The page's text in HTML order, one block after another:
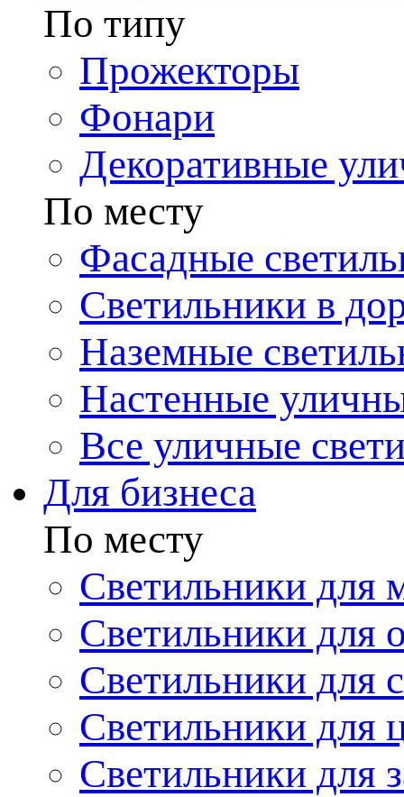
По типу
Прожекторы
Фонари
Декоративные
По месту
Фасадные
Светильники в
Наземные
Настенные
Все уличные
Для бизнеса
По месту
Светильники для
Светильники для
Светильники для
Светильники для
Светильники для